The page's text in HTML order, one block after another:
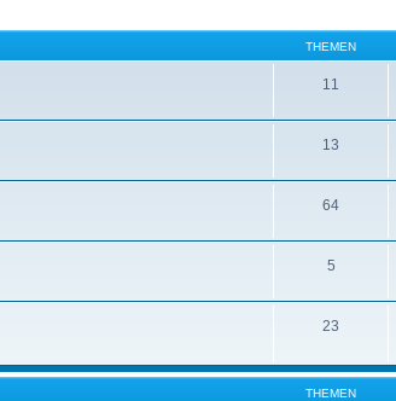
THEMEN
11
13
64
5
23
THEMEN